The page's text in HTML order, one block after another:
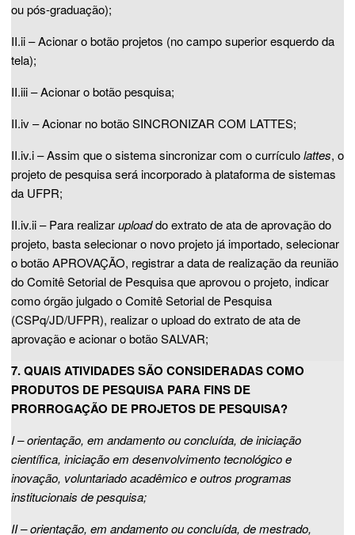
ou pós-graduação);
II.ii – Acionar o botão projetos (no campo superior esquerdo da
tela);
II.iii – Acionar o botão pesquisa;
II.iv – Acionar no botão SINCRONIZAR COM LATTES;
II.iv.i – Assim que o sistema sincronizar com o currículolattes, o
projeto de pesquisa será incorporado à plataforma de sistemas
da UFPR;
II.iv.ii – Para realizaruploaddo extrato de ata de aprovação do
projeto, basta selecionar o novo projeto já importado, selecionar
o botão APROVAÇÃO, registrar a data de realização da reunião
do Comitê Setorial de Pesquisa que aprovou o projeto, indicar
como órgão julgado o Comitê Setorial de Pesquisa
(CSPq/JD/UFPR), realizar o upload do extrato de ata de
aprovação e acionar o botão SALVAR;
7. QUAIS ATIVIDADES SÃO CONSIDERADAS COMO
PRODUTOS DE PESQUISA PARA FINS DE
PRORROGAÇÃO DE PROJETOS DE PESQUISA?
I – orientação, em andamento ou concluída, de iniciação
científica, iniciação em desenvolvimento tecnológico e
inovação, voluntariado acadêmico e outros programas
institucionais de pesquisa;
II – orientação, em andamento ou concluída, de mestrado,